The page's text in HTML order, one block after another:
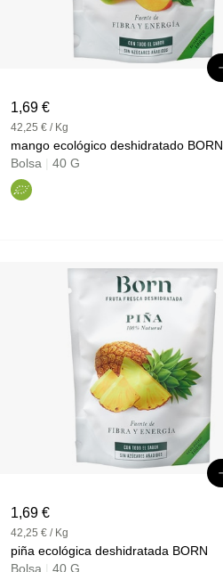
1,69 €
42,25 € / Kg
mango ecológico deshidratado BORN
Bolsa
40 G
1,69 €
42,25 € / Kg
piña ecológica deshidratada BORN
Bolsa
40 G